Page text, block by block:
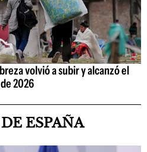
volvió a subir y alcanzó el
2026
ESPAÑA